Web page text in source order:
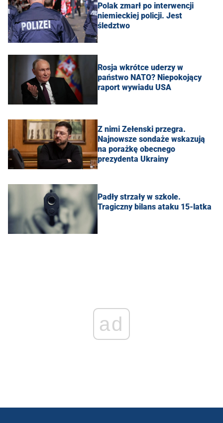
Polak zmarł po interwencji
niemieckiej policji. Jest
śledztwo
Rosja wkrótce uderzy w
państwo NATO? Niepokojący
raport wywiadu USA
Z nimi Zełenski przegra.
Najnowsze sondaże wskazują
na porażkę obecnego
prezydenta Ukrainy
Padły strzały w szkole.
Tragiczny bilans ataku 15-latka
ad